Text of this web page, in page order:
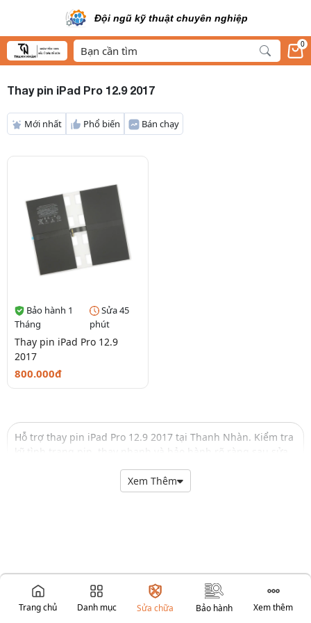
Đội ngũ kỹ thuật chuyên nghiệp
0
Trang chủ Danh mục Sửa chữa Bảo hành Xem thêm
Thay pin iPad Pro 12.9 2017
Mới nhất Phổ biến Bán chạy
Bảo hành 1
Tháng
Sửa 45
phút
Thay pin iPad Pro 12.9
2017
800.000đ
Hỗ trợ thay pin iPad Pro 12.9 2017 tại Thanh Nhàn. Kiểm tra
kỹ tình trạng pin, thay nhanh và bảo hành rõ ràng sau sửa
Xem Thêm